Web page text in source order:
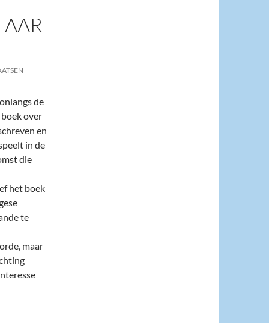
de
over
en
in de
die
het boek
te
maar